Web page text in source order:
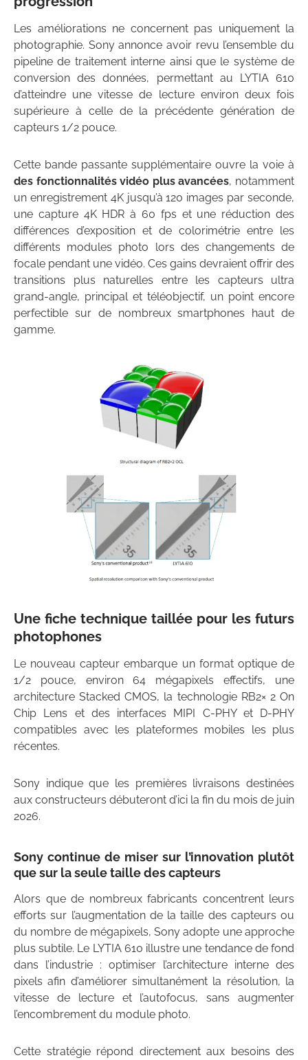
Les améliorations ne concernent pas uniquement la
photographie. Sony annonce avoir revu l’ensemble du
pipeline de traitement interne ainsi que le système de
conversion des données, permettant au LYTIA 610
d’atteindre une vitesse de lecture environ deux fois
supérieure à celle de la précédente génération de
capteurs 1/2 pouce.
Cette bande passante supplémentaire ouvre la voie à
des fonctionnalités vidéo plus avancées, notamment
un enregistrement 4K jusqu’à 120 images par seconde,
une capture 4K HDR à 60 fps et une réduction des
différences d’exposition et de colorimétrie entre les
différents modules photo lors des changements de
focale pendant une vidéo. Ces gains devraient offrir des
transitions plus naturelles entre les capteurs ultra
grand-angle, principal et téléobjectif, un point encore
perfectible sur de nombreux smartphones haut de
gamme.
Une fiche technique taillée pour les futurs
photophones
Le nouveau capteur embarque un format optique de
1/2 pouce, environ 64 mégapixels effectifs, une
architecture Stacked CMOS, la technologie RB2× 2 On
Chip Lens et des interfaces MIPI C-PHY et D-PHY
compatibles avec les plateformes mobiles les plus
récentes.
Sony indique que les premières livraisons destinées
aux constructeurs débuteront d’ici la fin du mois de juin
2026.
Sony continue de miser sur l’innovation plutôt
que sur la seule taille des capteurs
Alors que de nombreux fabricants concentrent leurs
efforts sur l’augmentation de la taille des capteurs ou
du nombre de mégapixels, Sony adopte une approche
plus subtile. Le LYTIA 610 illustre une tendance de fond
dans l’industrie : optimiser l’architecture interne des
pixels afin d’améliorer simultanément la résolution, la
vitesse de lecture et l’autofocus, sans augmenter
l’encombrement du module photo.
Cette stratégie répond directement aux besoins des